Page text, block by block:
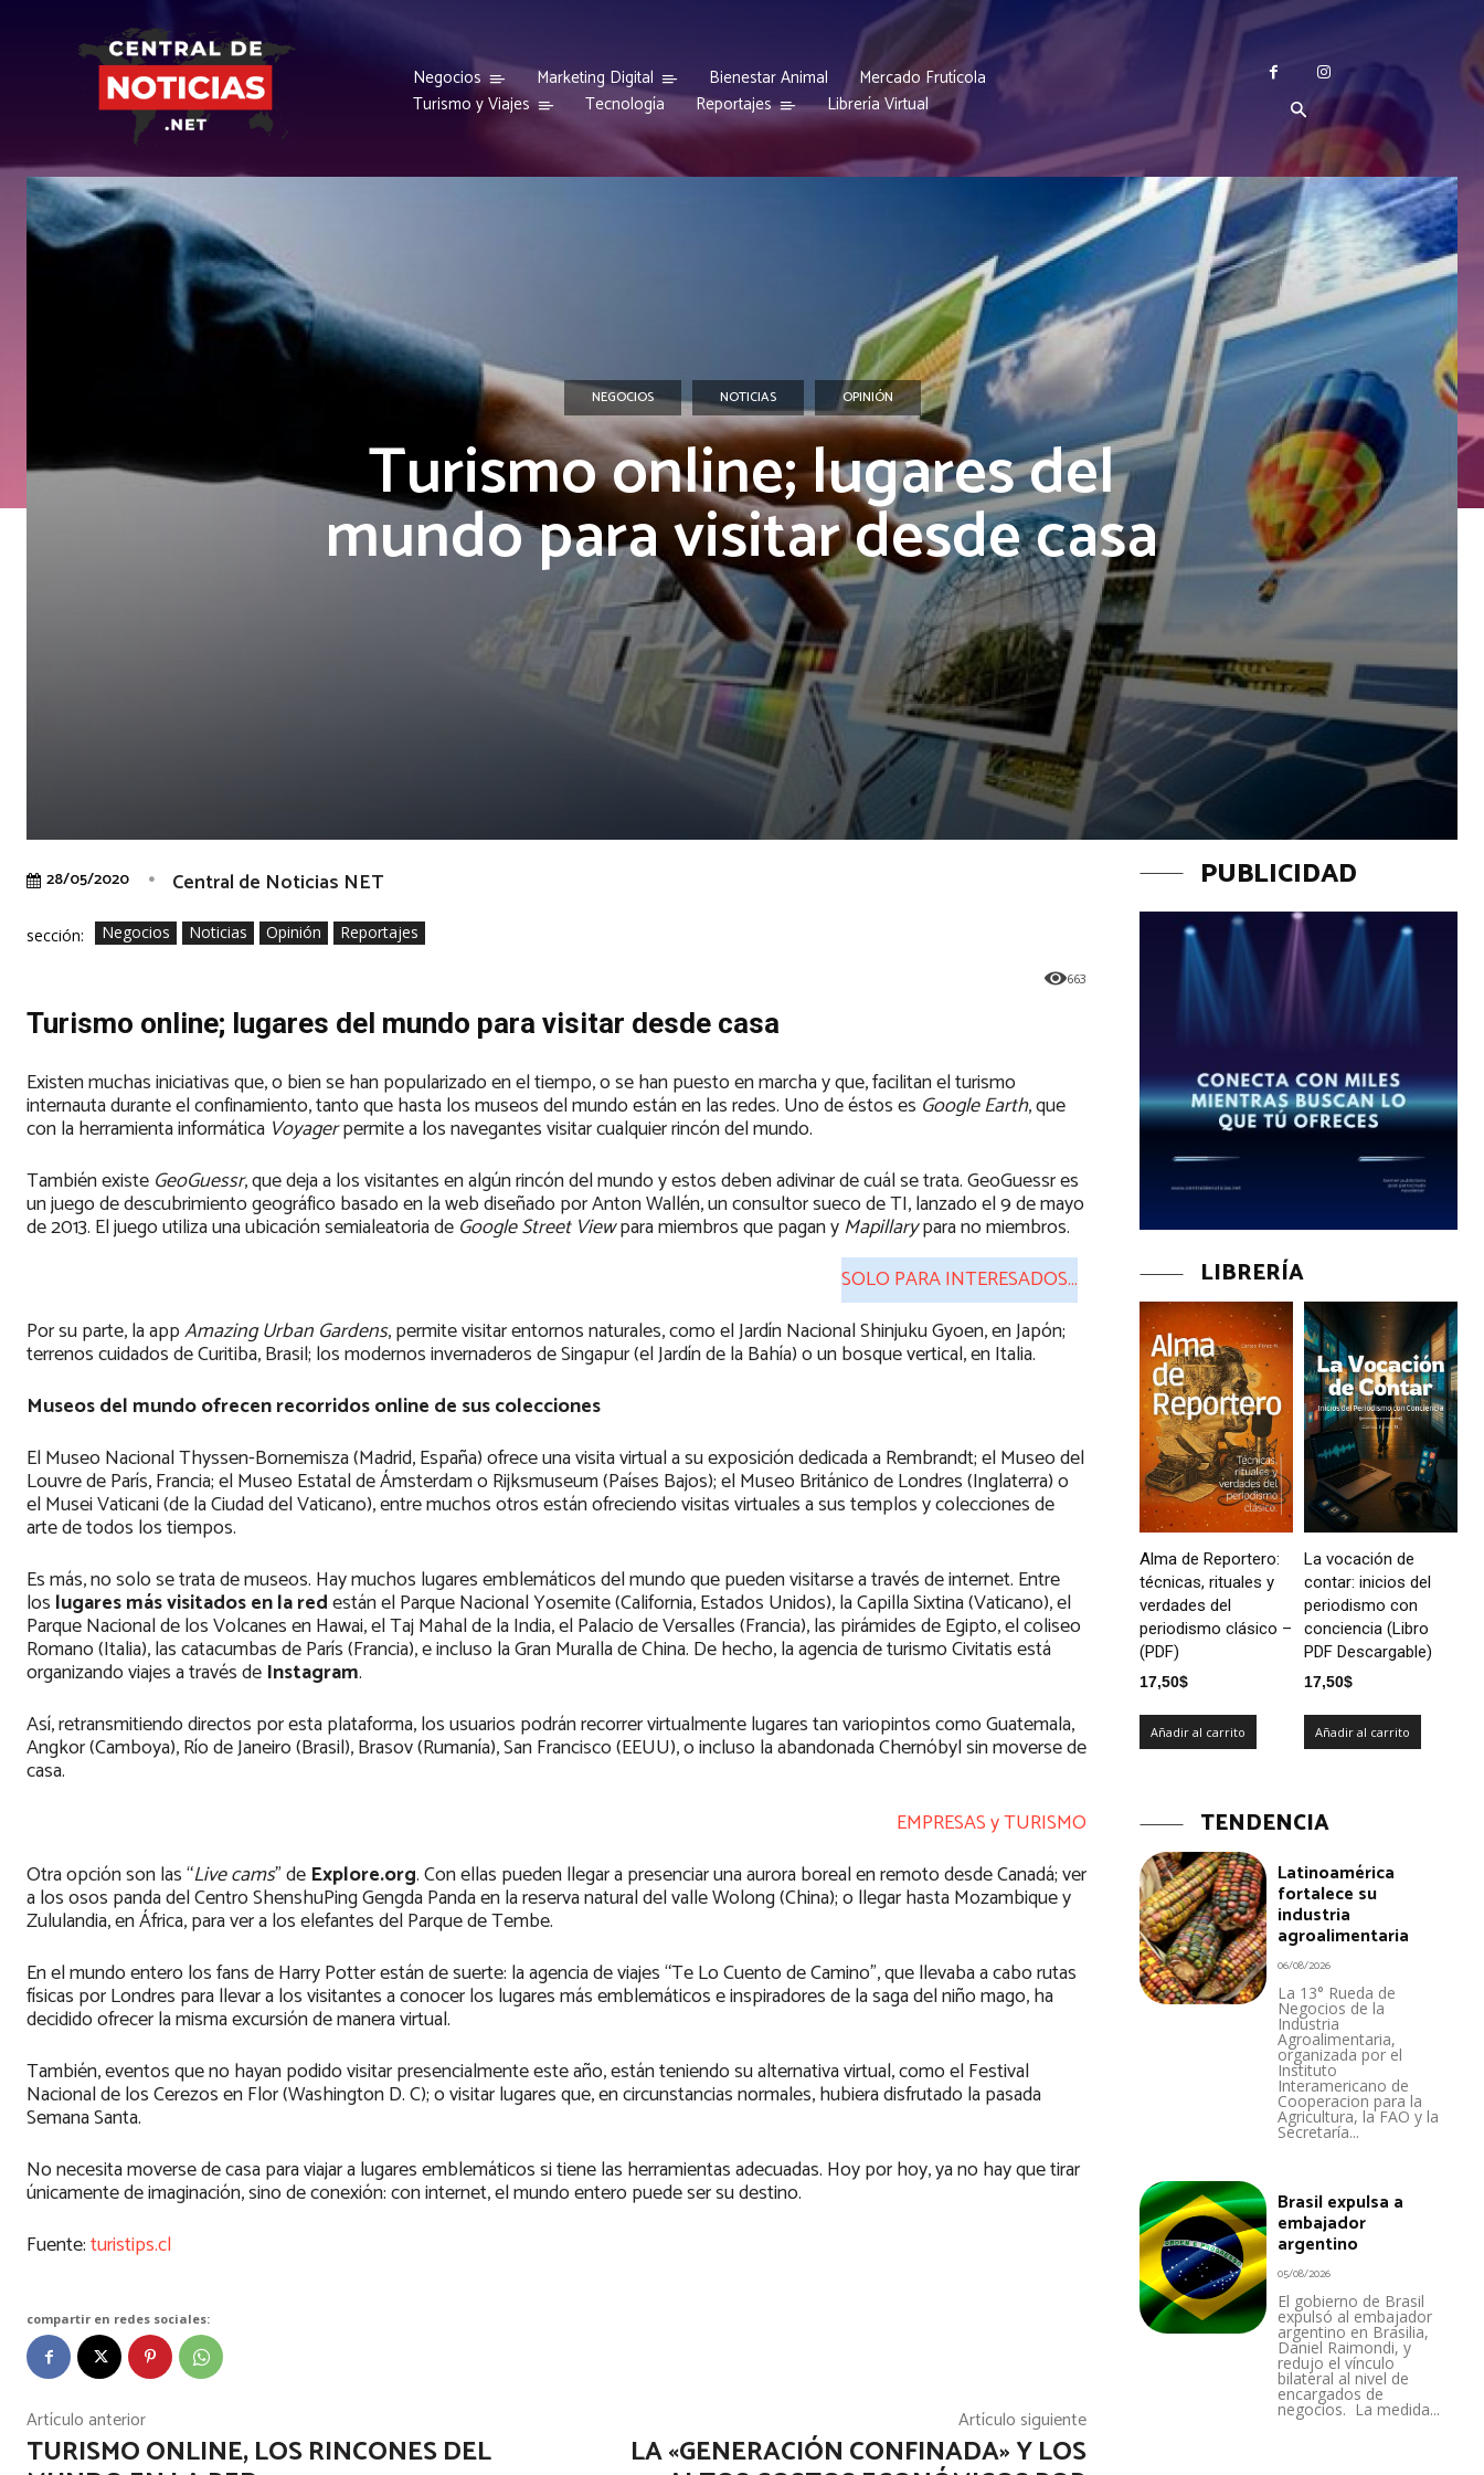
Negocios Marketing Digital Bienestar Animal
Mercado Frutícola
Turismo y Viajes
Tecnología Reportajes Librería Virtual
NEGOCIOS NOTICIAS OPINIÓN
Turismo online; lugares del
mundo para visitar desde casa
28/05/2020 Central de Noticias NET
sección: Negocios Noticias Opinión Reportajes
663
Turismo online; lugares del mundo para visitar desde casa
Existen muchas iniciativas que, o bien se han popularizado en el tiempo, o se han puesto en marcha y que, facilitan el turismo
internauta durante el confinamiento, tanto que hasta los museos del mundo están en las redes. Uno de éstos es Google Earth, que
con la herramienta informática Voyagerpermite a los navegantes visitar cualquier rincón del mundo.
También existe GeoGuessr, que deja a los visitantes en algún rincón del mundo y estos deben adivinar de cuál se trata. GeoGuessr es
un juego de descubrimiento geográfico basado en la web diseñado por Anton Wallén, un consultor sueco de TI, lanzado el 9 de mayo
de 2013.​ El juego utiliza una ubicación semialeatoria de Google Street Viewpara miembros que pagan yMapillarypara no miembros.
SOLO PARA INTERESADOS…
Por su parte, la appAmazing Urban Gardens, permite visitar entornos naturales, como el Jardín Nacional Shinjuku Gyoen, en Japón;
terrenos cuidados de Curitiba, Brasil; los modernos invernaderos de Singapur (el Jardín de la Bahía) o un bosque vertical, en Italia.
Museos del mundo ofrecen recorridos online de sus colecciones
El Museo Nacional Thyssen-Bornemisza (Madrid, España) ofrece una visita virtual a su exposición dedicada a Rembrandt; el Museo del
Louvre de París, Francia; el Museo Estatal de Ámsterdam o Rijksmuseum (Países Bajos); el Museo Británico de Londres (Inglaterra) o
el Musei Vaticani (de la Ciudad del Vaticano), entre muchos otros están ofreciendo visitas virtuales a sus templos y colecciones de
arte de todos los tiempos.
Es más, no solo se trata de museos. Hay muchos lugares emblemáticos del mundo que pueden visitarse a través de internet. Entre
los lugares más visitados en la redestán el Parque Nacional Yosemite (California, Estados Unidos), la Capilla Sixtina (Vaticano), el
Parque Nacional de los Volcanes en Hawai, el Taj Mahal de la India, el Palacio de Versalles (Francia), las pirámides de Egipto, el coliseo
Romano (Italia), las catacumbas de París (Francia), e incluso la Gran Muralla de China. De hecho, la agencia de turismo Civitatis está
organizando viajes a través de Instagram.
Así, retransmitiendo directos por esta plataforma, los usuarios podrán recorrer virtualmente lugares tan variopintos como Guatemala,
Angkor (Camboya), Río de Janeiro (Brasil), Brasov (Rumanía), San Francisco (EEUU), o incluso la abandonada Chernóbyl sin moverse de
casa.
EMPRESAS y TURISMO
Otra opción son las “Live cams” de Explore.org. Con ellas pueden llegar a presenciar una aurora boreal en remoto desde Canadá; ver
a los osos panda del Centro ShenshuPing Gengda Panda en la reserva natural del valle Wolong (China); o llegar hasta Mozambique y
Zululandia, en África, para ver a los elefantes del Parque de Tembe.
En el mundo entero los fans de Harry Potter están de suerte: la agencia de viajes “Te Lo Cuento de Camino”, que llevaba a cabo rutas
físicas por Londres para llevar a los visitantes a conocer los lugares más emblemáticos e inspiradores de la saga del niño mago, ha
decidido ofrecer la misma excursión de manera virtual.
También, eventos que no hayan podido visitar presencialmente este año, están teniendo su alternativa virtual, como el Festival
Nacional de los Cerezos en Flor (Washington D. C); o visitar lugares que, en circunstancias normales, hubiera disfrutado la pasada
Semana Santa.
No necesita moverse de casa para viajar a lugares emblemáticos si tiene las herramientas adecuadas. Hoy por hoy, ya no hay que tirar
únicamente de imaginación, sino de conexión: con internet, el mundo entero puede ser su destino.
Fuente:turistips.cl
compartir en redes sociales:
Artículo anterior
TURISMO ONLINE, LOS RINCONES DEL
Artículo siguiente
LA «GENERACIÓN CONFINADA» Y LOS
PUBLICIDAD
LIBRERÍA
Alma de Reportero:
técnicas, rituales y
verdades del
periodismo clásico –
(PDF)
17,50$
Añadir al carrito
La vocación de
contar: inicios del
periodismo con
conciencia (Libro
PDF Descargable)
17,50$
Añadir al carrito
TENDENCIA
Latinoamérica
fortalece su
industria
agroalimentaria
06/08/2026
La 13° Rueda de
Negocios de la
Industria
Agroalimentaria,
organizada por el
Instituto
Interamericano de
Cooperacion para la
Agricultura, la FAO y la
Secretaría...
Brasil expulsa a
embajador
argentino
05/08/2026
El gobierno de Brasil
expulsó al embajador
argentino en Brasilia,
Daniel Raimondi, y
redujo el vínculo
bilateral al nivel de
encargados de
negocios. La medida...